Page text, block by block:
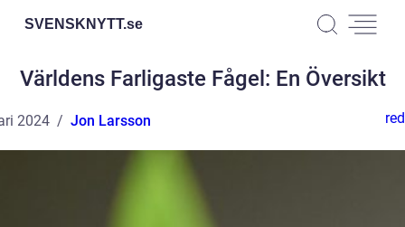
SVENSKNYTT.se
Världens Farligaste Fågel: En Översikt
2024 Jon Larsson